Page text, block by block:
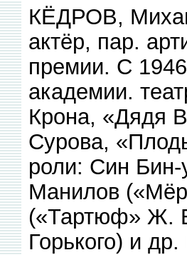
КЁДРОВ,
актёр, пар.
премии. С
академии.
Крона, «Дядя
Сурова,
роли: Син Бин-
Манилов
(«Тартюф» Ж.
Горького) и